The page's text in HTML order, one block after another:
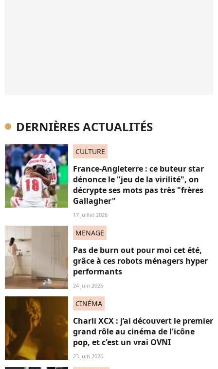
DERNIÈRES ACTUALITÉS
CULTURE
France-Angleterre : ce buteur star
dénonce le "jeu de la virilité", on
décrypte ses mots pas très "frères
Gallagher"
17 juillet 2026
MENAGE
Pas de burn out pour moi cet été,
grâce à ces robots ménagers hyper
performants
24 juin 2026
CINÉMA
Charli XCX : j’ai découvert le premier
grand rôle au cinéma de l'icône
pop, et c'est un vrai OVNI
23 juin 2026